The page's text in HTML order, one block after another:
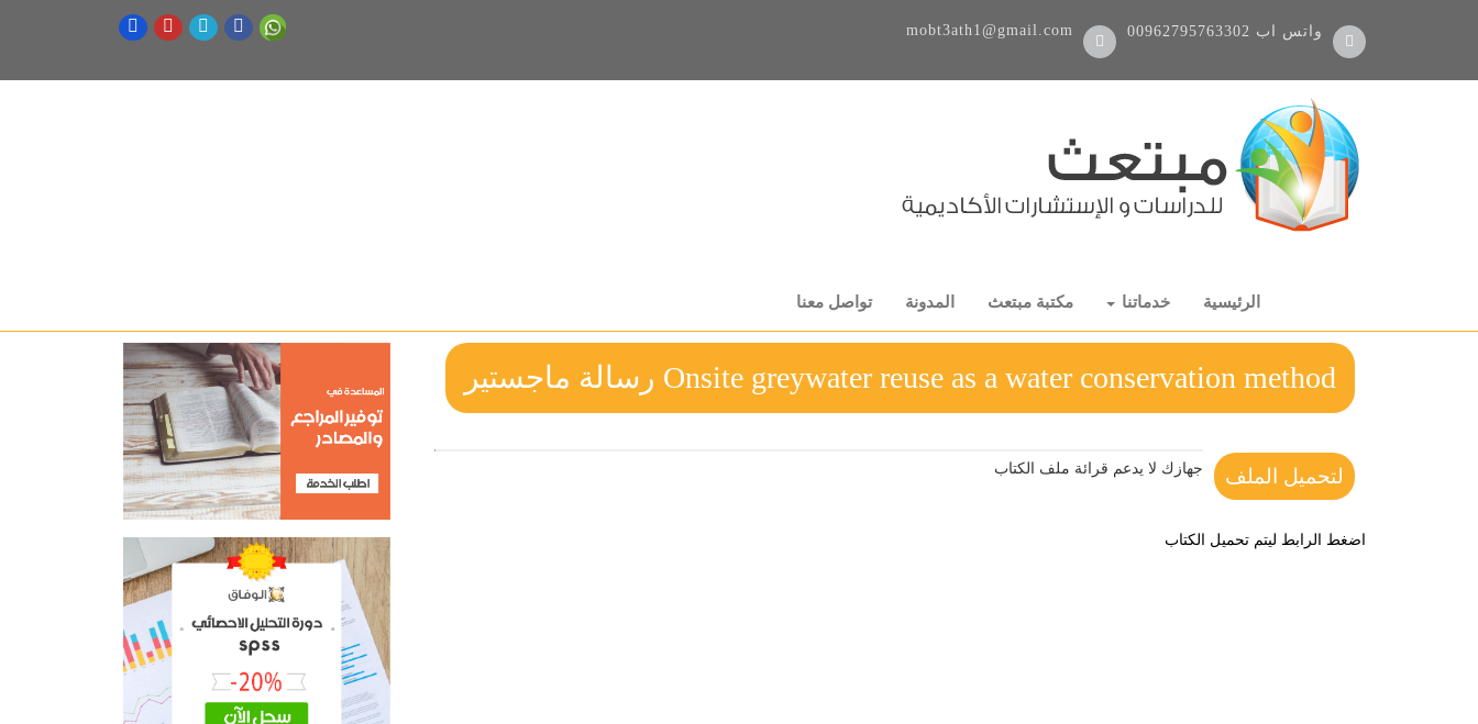
00962795763302 واتس اب mobt3ath1@gmail.com
الرئيسية خدماتنا مكتبة مبتعث المدونة تواصل معنا
Onsite greywater reuse as a water conservation method رسالة ماجستير
لتحميل الملف جهازك لا يدعم قرائة ملف الكتاب
اضغط الرابط ليتم تحميل الكتاب